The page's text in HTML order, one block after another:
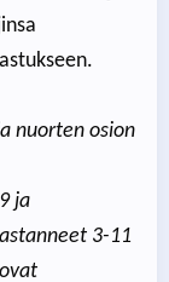
nuorten osion
ja
3-11